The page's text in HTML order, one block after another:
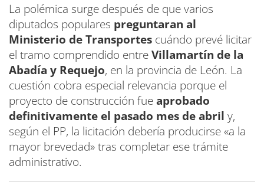
La polémica surge después de que varios
diputados populares preguntaran al
Ministerio de Transportes cuándo prevé licitar
el tramo comprendido entreVillamartín de la
Abadía y Requejo, en la provincia de León. La
cuestión cobra especial relevancia porque el
proyecto de construcción fueaprobado
definitivamente el pasado mes de abril y,
según el PP, la licitación debería producirse «a la
mayor brevedad» tras completar ese trámite
administrativo.